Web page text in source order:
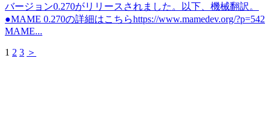
バージョン0.270がリリースされました。以下、機械翻訳。
●MAME 0.270の詳細はこちらhttps://www.mamedev.org/?p=542
MAME...
1 2 3 ＞